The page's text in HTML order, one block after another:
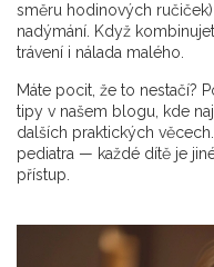
směru hodinových
nadýmání. Když
trávení i nálada malého.
Máte pocit, že to nestačí?
tipy v našem blogu, kde
dalších praktických
pediatra — každé dítě je
přístup.